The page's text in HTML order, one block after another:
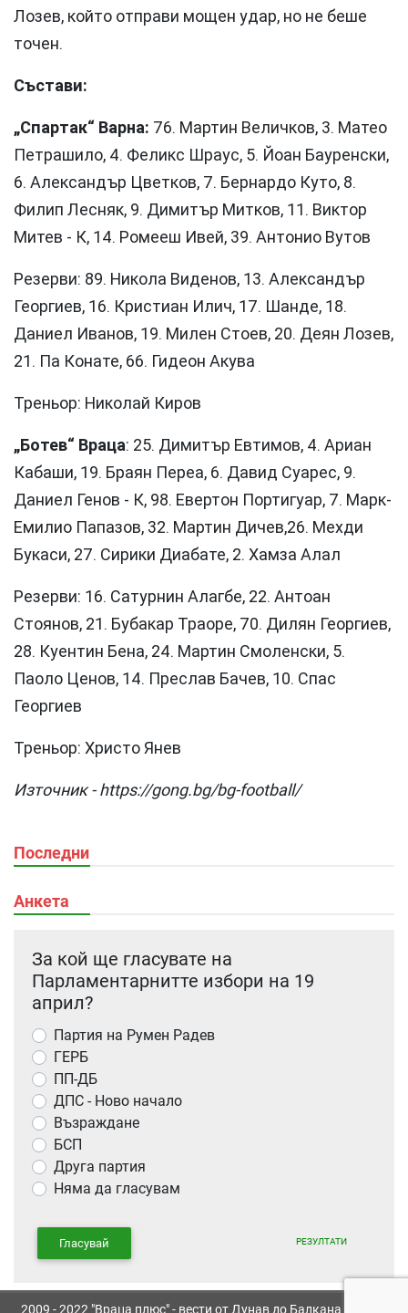
Лозев, който отправи мощен удар, но не беше
точен.
Състави:
„Спартак“ Варна: 76. Мартин Величков, 3. Матео
Петрашило, 4. Феликс Шраус, 5. Йоан Бауренски,
6. Александър Цветков, 7. Бернардо Куто, 8.
Филип Лесняк, 9. Димитър Митков, 11. Виктор
Митев - К, 14. Ромееш Ивей, 39. Антонио Вутов
Резерви: 89. Никола Виденов, 13. Александър
Георгиев, 16. Кристиан Илич, 17. Шанде, 18.
Даниел Иванов, 19. Милен Стоев, 20. Деян Лозев,
21. Па Конате, 66. Гидеон Акува
Треньор: Николай Киров
„Ботев“ Враца: 25. Димитър Евтимов, 4. Ариан
Кабаши, 19. Браян Переа, 6. Давид Суарес, 9.
Даниел Генов - К, 98. Евертон Портигуар, 7. Марк-
Емилио Папазов, 32. Мартин Дичев,26. Мехди
Букаси, 27. Сирики Диабате, 2. Хамза Алaл
Резерви: 16. Сатурнин Алагбе, 22. Антоан
Стоянов, 21. Бубакар Траоре, 70. Дилян Георгиев,
28. Куентин Бена, 24. Мартин Смоленски, 5.
Паоло Ценов, 14. Преслав Бачев, 10. Спас
Георгиев
Треньор: Христо Янев
Източник - https://gong.bg/bg-football/
Последни
Анкета
За кой ще гласувате на
Парламентарнитте избори на 19
април?
Партия на Румен Радев
ГЕРБ
ПП-ДБ
ДПС - Ново начало
Възраждане
БСП
Друга партия
Няма да гласувам
Гласувай РЕЗУЛТАТИ
2009 - 2022 "Враца плюс" - вести от Дунав до Балкана